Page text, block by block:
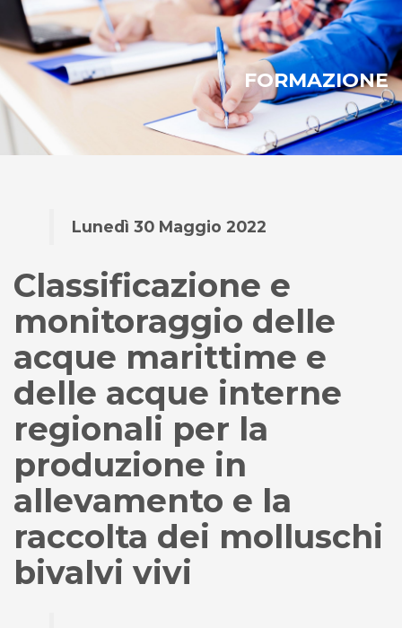
FORMAZIONE
Lunedì 30 Maggio 2022
Classificazione e
monitoraggio delle
acque marittime e
delle acque interne
regionali per la
produzione in
allevamento e la
raccolta dei molluschi
bivalvi vivi